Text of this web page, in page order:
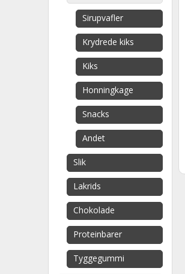
Sirupvafler
Krydrede kiks
Kiks
Honningkage
Snacks
Andet
Slik
Lakrids
Chokolade
Proteinbarer
Tyggegummi